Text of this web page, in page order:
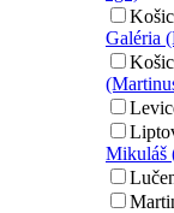
Galéria
Mikuláš